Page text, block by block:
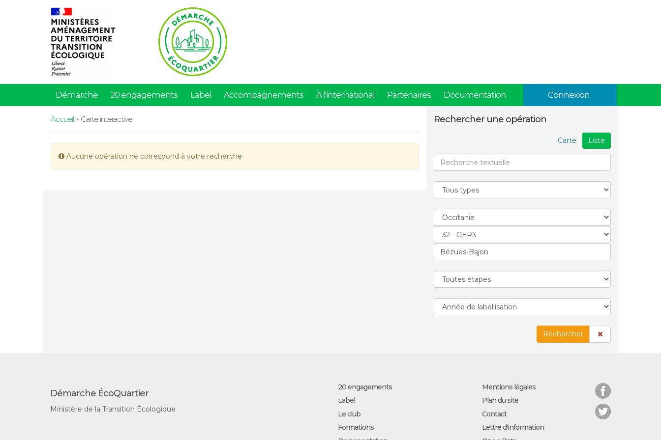
Démarche 20 engagements Label Accompagnements À l'international Partenaires Documentation Connexion
Accueil> Carte interactive
Aucune opération ne correspond à votre recherche
Rechercher une opération
Liste
Carte
Rechercher
Démarche ÉcoQuartier
Ministère de la Transition Écologique
20 engagements
Label
Le club
Formations
Mentions légales
Plan du site
Contact
Lettre d'information
Facebook
Twitter